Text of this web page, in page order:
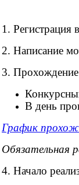
1. Регистрация
2. Написание
3.
В день
График
Обязательная
4. Начало